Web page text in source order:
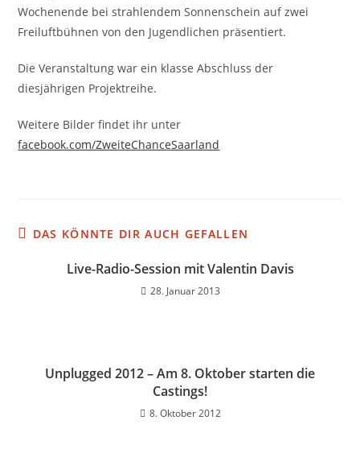
Wochenende bei strahlendem Sonnenschein auf zwei
Freiluftbühnen von den Jugendlichen präsentiert.
Die Veranstaltung war ein klasse Abschluss der
diesjährigen Projektreihe.
Weitere Bilder findet ihr unter
facebook.com/ZweiteChanceSaarland
DAS KÖNNTE DIR AUCH GEFALLEN
Live-Radio-Session mit Valentin Davis
28. Januar 2013
Unplugged 2012 – Am 8. Oktober starten die
Castings!
8. Oktober 2012